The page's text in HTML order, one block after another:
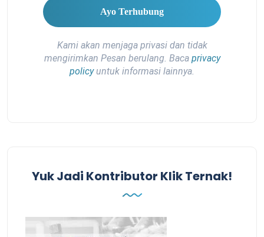
Kami akan menjaga privasi dan tidak
mengirimkan Pesan berulang. Baca privacy
policyuntuk informasi lainnya.
Yuk Jadi Kontributor Klik Ternak!